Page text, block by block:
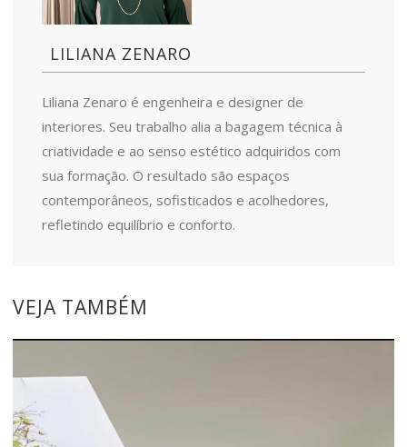
LILIANA ZENARO
Liliana Zenaro é engenheira e designer de
interiores. Seu trabalho alia a bagagem técnica à
criatividade e ao senso estético adquiridos com
sua formação. O resultado são espaços
contemporâneos, sofisticados e acolhedores,
refletindo equilíbrio e conforto.
VEJA TAMBÉM